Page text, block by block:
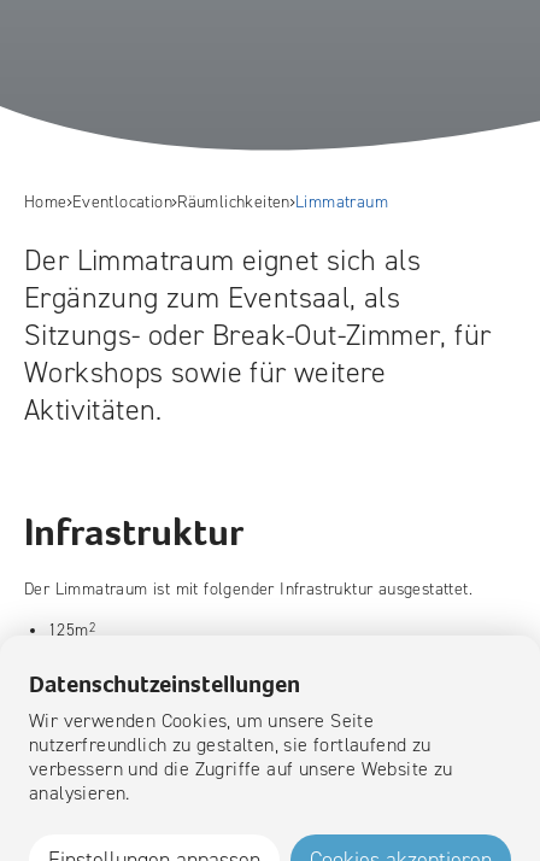
Datenschutzeinstellungen
Wir verwenden Cookies, um unsere Seite
nutzerfreundlich zu gestalten, sie fortlaufend zu
verbessern und die Zugriffe auf unsere Website zu
analysieren.
Home Eventlocation Räumlichkeiten Limmatraum
Der Limmatraum eignet sich als
Ergänzung zum Eventsaal, als
Sitzungs- oder Break-Out-Zimmer, für
Workshops sowie für weitere
Aktivitäten.
Infrastruktur
Der Limmatraum ist mit folgender Infrastruktur ausgestattet.
125m2
ClickShare System
Parkettboden
Sanitäre Anlagen